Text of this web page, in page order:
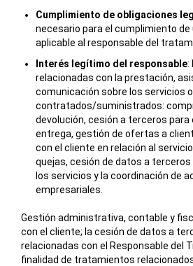
Cumplimiento de obligaciones
necesario para el cumplimiento de
aplicable al responsable del
Interés legítimo del responsable:
relacionadas con la prestación,
comunicación sobre los servicios
contratados/suministrados:
devolución, cesión a terceros
entrega, gestión de ofertas a
con el cliente en relación al
quejas, cesión de datos a
los servicios y la coordinación de
empresariales.
Gestión administrativa, contable y
con el cliente; la cesión de datos a
relacionadas con el Responsable del
finalidad de tratamientos